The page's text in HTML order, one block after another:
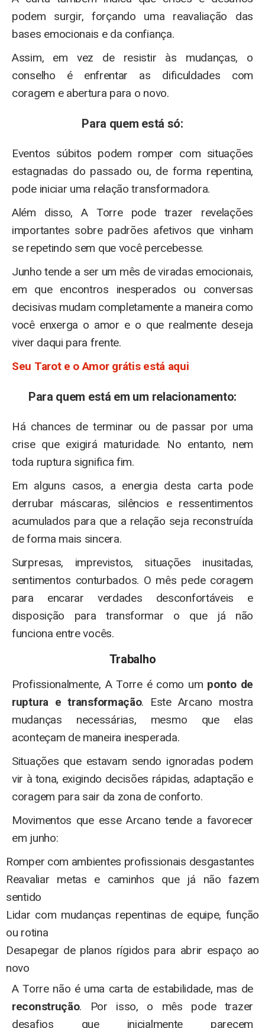
podem surgir, forçando uma reavaliação das
bases emocionais e da confiança.
Assim, em vez de resistir às mudanças, o
conselho é enfrentar as dificuldades com
coragem e abertura para o novo.
Para quem está só:
Eventos súbitos podem romper com situações
estagnadas do passado ou, de forma repentina,
pode iniciar uma relação transformadora.
Além disso, A Torre pode trazer revelações
importantes sobre padrões afetivos que vinham
se repetindo sem que você percebesse.
Junho tende a ser um mês de viradas emocionais,
em que encontros inesperados ou conversas
decisivas mudam completamente a maneira como
você enxerga o amor e o que realmente deseja
viver daqui para frente.
Seu Tarot e o Amor grátis está aqui
Para quem está em um relacionamento:
Há chances de terminar ou de passar por uma
crise que exigirá maturidade. No entanto, nem
toda ruptura significa fim.
Em alguns casos, a energia desta carta pode
derrubar máscaras, silêncios e ressentimentos
acumulados para que a relação seja reconstruída
de forma mais sincera.
Surpresas, imprevistos, situações inusitadas,
sentimentos conturbados. O mês pede coragem
para encarar verdades desconfortáveis e
disposição para transformar o que já não
funciona entre vocês.
Trabalho
Profissionalmente, A Torre é como um ponto de
ruptura e transformação. Este Arcano mostra
mudanças necessárias, mesmo que elas
aconteçam de maneira inesperada.
Situações que estavam sendo ignoradas podem
vir à tona, exigindo decisões rápidas, adaptação e
coragem para sair da zona de conforto.
Movimentos que esse Arcano tende a favorecer
em junho:
Romper com ambientes profissionais desgastantes
Reavaliar metas e caminhos que já não fazem
sentido
Lidar com mudanças repentinas de equipe, função
ou rotina
Desapegar de planos rígidos para abrir espaço ao
novo
A Torre não é uma carta de estabilidade, mas de
reconstrução. Por isso, o mês pode trazer
desafios que inicialmente parecem